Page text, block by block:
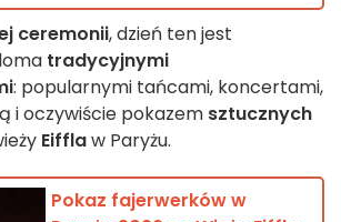
ceremonii, dzień ten jest
tradycyjnymi
: popularnymi tańcami, koncertami,
i oczywiście pokazem sztucznych
Eifflaw Paryżu.
Pokaz fajerwerków w